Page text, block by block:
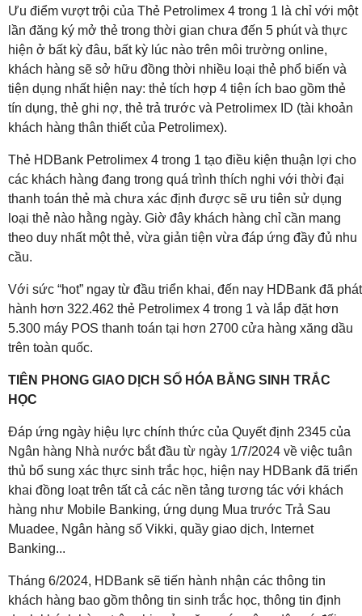
Ưu điểm vượt trội của Thẻ Petrolimex 4 trong 1 là chỉ với một
lần đăng ký mở thẻ trong thời gian chưa đến 5 phút và thực
hiện ở bất kỳ đâu, bất kỳ lúc nào trên môi trường online,
khách hàng sẽ sở hữu đồng thời nhiều loại thẻ phổ biến và
tiện dụng nhất hiện nay: thẻ tích hợp 4 tiện ích bao gồm thẻ
tín dụng, thẻ ghi nợ, thẻ trả trước và Petrolimex ID (tài khoản
khách hàng thân thiết của Petrolimex).
Thẻ HDBank Petrolimex 4 trong 1 tạo điều kiện thuận lợi cho
các khách hàng đang trong quá trình thích nghi với thời đại
thanh toán thẻ mà chưa xác định được sẽ ưu tiên sử dụng
loại thẻ nào hằng ngày. Giờ đây khách hàng chỉ cần mang
theo duy nhất một thẻ, vừa giản tiện vừa đáp ứng đầy đủ nhu
cầu.
Với sức “hot” ngay từ đầu triển khai, đến nay HDBank đã phát
hành hơn 322.462 thẻ Petrolimex 4 trong 1 và lắp đặt hơn
5.300 máy POS thanh toán tại hơn 2700 cửa hàng xăng dầu
trên toàn quốc.
TIÊN PHONG GIAO DỊCH SỐ HÓA BẰNG SINH TRẮC
HỌC
Đáp ứng ngày hiệu lực chính thức của Quyết định 2345 của
Ngân hàng Nhà nước bắt đầu từ ngày 1/7/2024 về việc tuân
thủ bổ sung xác thực sinh trắc học, hiện nay HDBank đã triển
khai đồng loạt trên tất cả các nền tảng tương tác với khách
hàng như Mobile Banking, ứng dụng Mua trước Trả Sau
Muadee, Ngân hàng số Vikki, quầy giao dịch, Internet
Banking...
Tháng 6/2024, HDBank sẽ tiến hành nhận các thông tin
khách hàng bao gồm thông tin sinh trắc học, thông tin định